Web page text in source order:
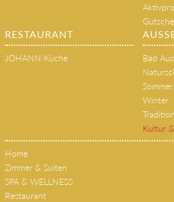
RESTAURANT
Bad
Sommer
Winter
Kultur
Home
Zimmer & Suiten
SPA & WELLNESS